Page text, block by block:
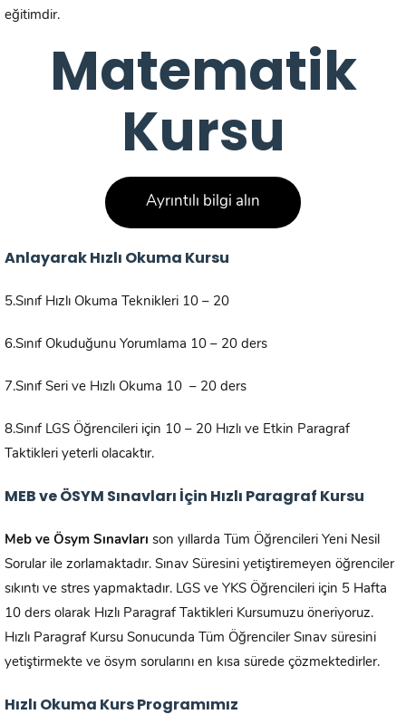
eğitimdir.
Matematik
Kursu
Ayrıntılı bilgi alın
Anlayarak Hızlı Okuma Kursu
5.Sınıf Hızlı Okuma Teknikleri 10 – 20
6.Sınıf Okuduğunu Yorumlama 10 – 20 ders
7.Sınıf Seri ve Hızlı Okuma 10 – 20 ders
8.Sınıf LGS Öğrencileri için 10 – 20 Hızlı ve Etkin Paragraf
Taktikleri yeterli olacaktır.
MEB ve ÖSYM Sınavları İçin Hızlı Paragraf Kursu
Meb ve Ösym Sınavları son yıllarda Tüm Öğrencileri Yeni Nesil
Sorular ile zorlamaktadır. Sınav Süresini yetiştiremeyen öğrenciler
sıkıntı ve stres yapmaktadır. LGS ve YKS Öğrencileri için 5 Hafta
10 ders olarak Hızlı Paragraf Taktikleri Kursumuzu öneriyoruz.
Hızlı Paragraf Kursu Sonucunda Tüm Öğrenciler Sınav süresini
yetiştirmekte ve ösym sorularını en kısa sürede çözmektedirler.
Hızlı Okuma Kurs Programımız